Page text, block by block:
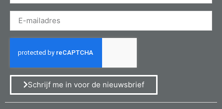
Schrijf me in voor de nieuwsbrief